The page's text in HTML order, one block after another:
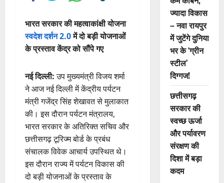
भारत सरकार की महत्वाकांक्षी योजना
स्वदेश दर्शन 2.0में दो बड़ी योजनाओं
के प्रस्ताव केंद्र को सौंपे गए
नई दिल्ली:उप मुख्यमंत्री विजय शर्मा
ने आज नई दिल्ली में केंद्रीय पर्यटन
मंत्री गजेंद्र सिंह शेखावत से मुलाकात
की। इस दौरान पर्यटन मंत्रालय,
भारत सरकार के अतिरिक्त सचिव और
छत्तीसगढ़ टूरिज्म बोर्ड के प्रबंध
संचालक विवेक आचार्य उपस्थित थे।
इस दौरान राज्य में पर्यटन विकास की
दो बड़ी योजनाओं के प्रस्ताव के
ज्यादा विकास
– नवा रायपुर
में जुटेंगे दुनिया
भर के ‘ग्रीन
स्टील’
दिग्गज!
छत्तीसगढ़
सरकार की
स्वच्छ ऊर्जा
और पर्यावरण
संरक्षण की
दिशा में बड़ा
कदम